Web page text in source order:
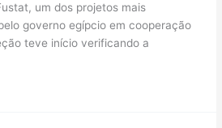
um dos projetos mais
governo egípcio em cooperação
teve início verificando a